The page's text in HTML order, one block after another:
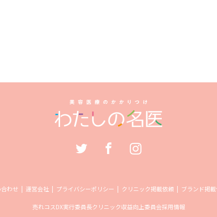
わせ 運営会社 プライバシーポリシー クリニック掲載依頼 ブランド掲
売れコスDX実行委員長クリニック収益向上委員会採用情報